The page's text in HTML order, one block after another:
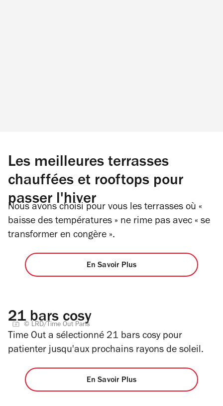
Les meilleures terrasses
chauffées et rooftops pour
passer l'hiver
Nous avons choisi pour vous les terrasses où «
baisse des températures » ne rime pas avec « se
transformer en congère ».
En Savoir Plus
21 bars cosy
© LRD/Time Out Paris
Time Out a sélectionné 21 bars cosy pour
patienter jusqu'aux prochains rayons de soleil.
En Savoir Plus